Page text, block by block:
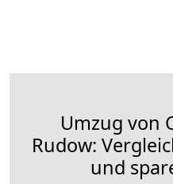
Umzug von
Rudow:
und